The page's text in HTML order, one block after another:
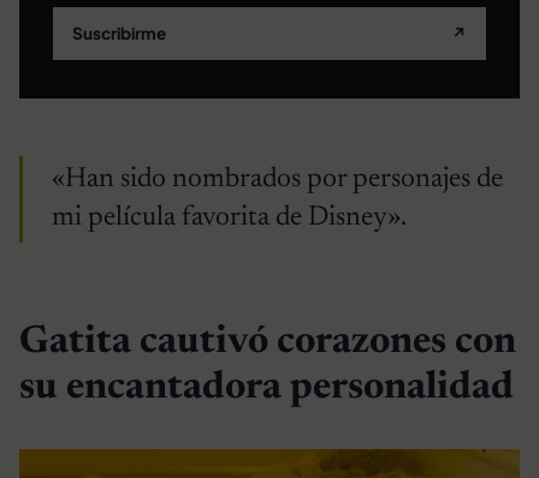
Suscribirme ↗
«Han sido nombrados por personajes de
mi película favorita de Disney».
Gatita cautivó corazones con
su encantadora personalidad